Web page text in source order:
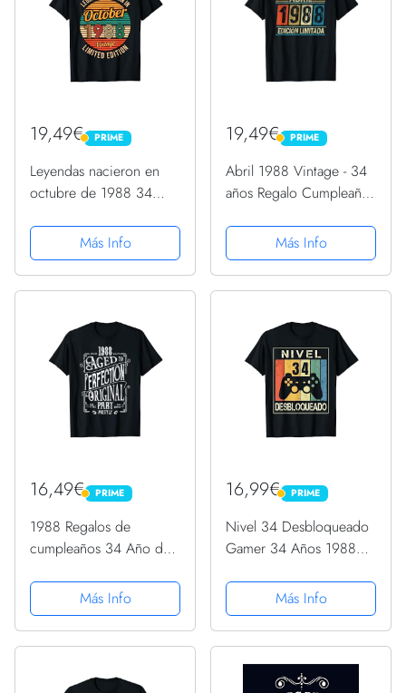
19,49€ PRIME
PRIME
Leyendas nacieron en
octubre de 1988 34
Más Info
19,49€ PRIME
PRIME
Abril 1988 Vintage - 34
años Regalo Cumpleaños
Más Info
16,49€ PRIME
PRIME
1988 Regalos de
cumpleaños 34 Año de
Bday Presente Camiseta
Más Info
16,99€ PRIME
PRIME
Nivel 34 Desbloqueado
Gamer 34 Años 1988
CamisetaMás Info